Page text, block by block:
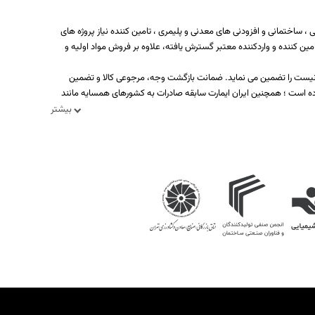
بیشتر
و افزودنی های معدنی و پلیمری ، تامین کننده نیاز پروژه های
از یکصد تولید کننده، تامین کننده و واردکننده معتبر گسترش یافته، علاوه بر فروش مواد اولیه و
نیست را تضمین می نماید. ضمانت بازگشت وجه، مرجوعی کالا و تضمین
است ؛ همچنین ایران ایمارت سابقه صادرات به کشورهای همسایه مانند